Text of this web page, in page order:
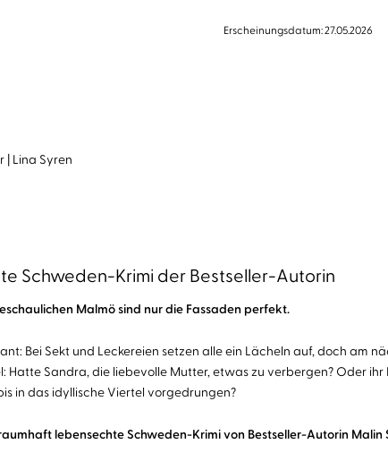
Erscheinungsdatum: 27.05.2026
Lina Syren
Schweden-Krimi der Bestseller-Autorin
Malmö sind nur die Fassaden perfekt.
Bei Sekt und Leckereien setzen alle ein Lächeln auf, doch am
Hatte Sandra, die liebevolle Mutter, etwas zu verbergen? Oder
in das idyllische Viertel vorgedrungen?
lebensechte Schweden-Krimi von Bestseller-Autorin Malin